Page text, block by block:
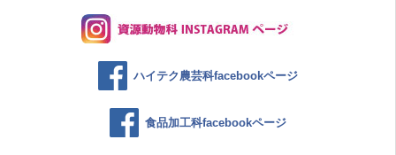
ハイテク農芸科facebookページ
食品加工科facebookページ